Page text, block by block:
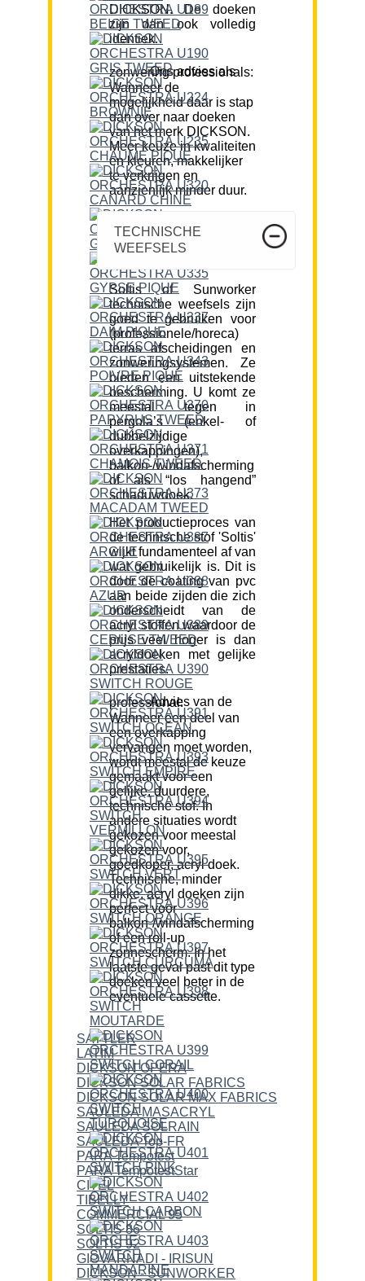
DICKSON. De doeken
zijn dan ook volledig
identiek.
Ons advies als zonwering professionals:
Wanneer de
mogelijkheid daar is stap
dan over naar doeken
van het merk DICKSON.
Meer keuze in kwaliteiten
en kleuren, makkelijker
te verkrijgen en
aanzienlijk minder duur.
TECHNISCHE
WEEFSELS
Soltis of Sunworker
technische weefsels zijn
goed te gebruiken voor
(professionele/horeca)
terras afscheidingen en
zonweringsystemen. Ze
bieden een uitstekende
bescherming. U komt ze
meestal tegen in
pergola’s (enkel- of
dubbelzijdige
overkappingen),
balkon-/windafscherming
of als “los hangend”
schaduwdoek.
Het productieproces van
de technische stof 'Soltis'
wijkt fundamenteel af van
wat gebruikelijk is. Dit is
door de coating van pvc
aan beide zijden die zich
onderscheidt van de
acryl stoffen waardoor de
prijs veel hoger is dan
acryldoeken met gelijke
prestaties.
Advies van de professional:
Wanneer een deel van
een overkapping
vervangen moet worden,
wordt meestal de keuze
gemaakt voor een
gelijke, duurdere,
technische stof. In
andere situaties wordt
gekozen voor meestal
gekozen voor,
goedkoper, acryl doek.
Technische, minder
dikke, acryl doeken zijn
perfect voor
balkon-/windafscherming
of een roll-up
zonnescherm. In het
laatste geval past dit type
doeken veel beter in de
eventuele cassette.
SATTLER
LATIM
DICKSON OPERA
DICKSON SOLAR FABRICS
DICKSON SOLAR MAX FABRICS
SAULEDA MASACRYL
SAULEDA SOLRAIN
SAULEDA Top-FR
PARA Tempotest
PARA TempotestStar
CITEL
TIBELLY
COMMERCIAL 95
SOLTIS 86
SOLTIS 92
GIOVARNADI - IRISUN
DICKSON - SUNWORKER